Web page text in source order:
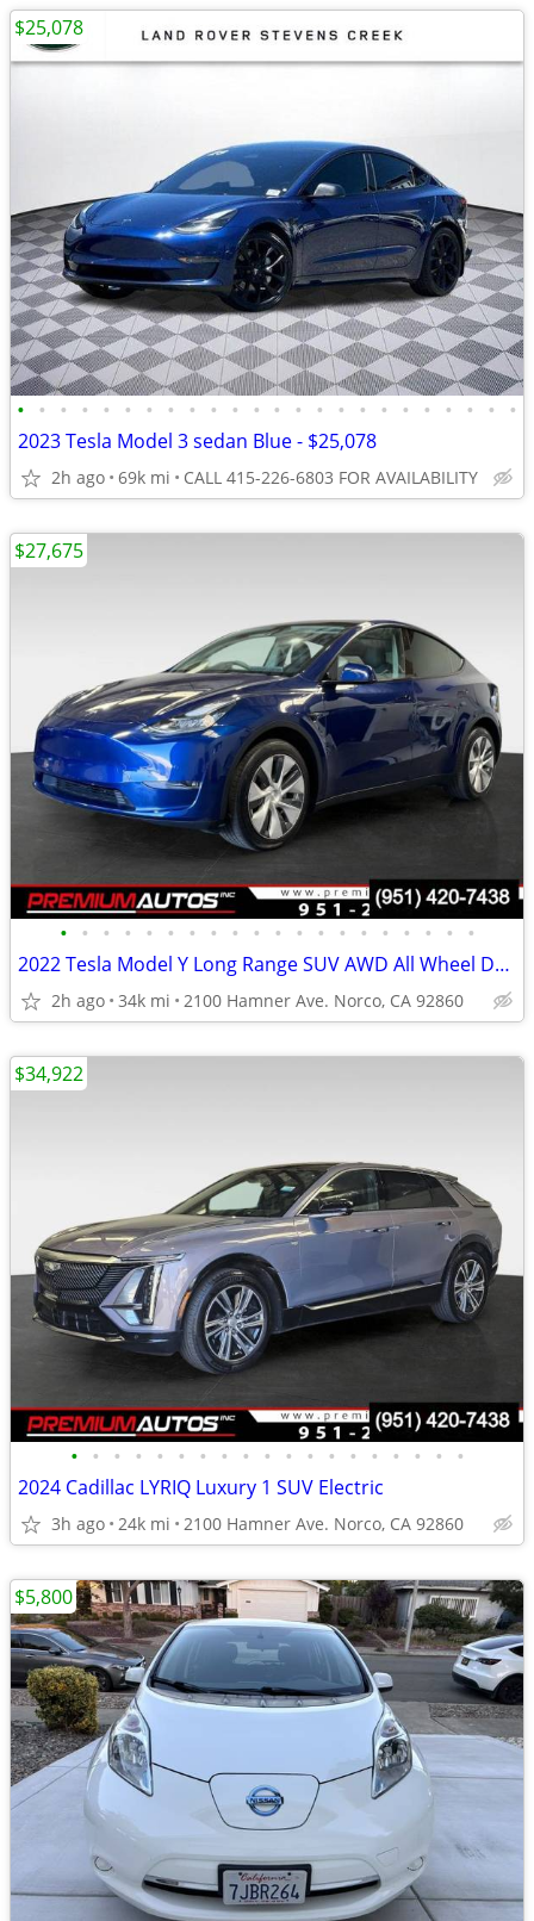
• • • • • • • • • • • • • • • • • • • • • • • •
2023 Tesla Model 3 sedan Blue - $25,078
2h ago 69k mi CALL 415-226-6803 FOR AVAILABILITY
$25,078
• • • • • • • • • • • • • • • • • • • •
2022 Tesla Model Y Long Range SUV AWD All Wheel Drive Electric
2h ago 34k mi 2100 Hamner Ave. Norco, CA 92860
$27,675
• • • • • • • • • • • • • • • • • • •
2024 Cadillac LYRIQ Luxury 1 SUV Electric
3h ago 24k mi 2100 Hamner Ave. Norco, CA 92860
$34,922
$5,800